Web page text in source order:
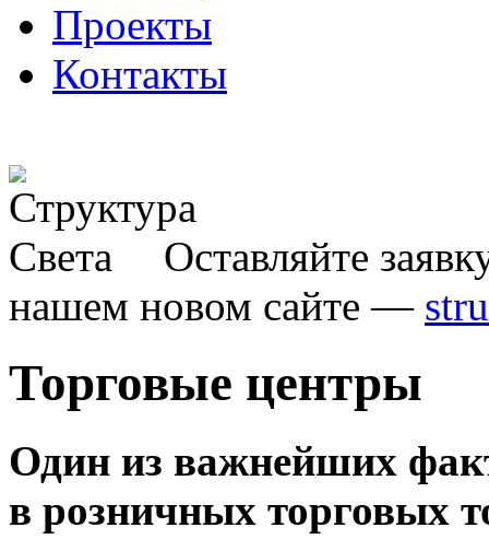
Проекты
Контакты
Оставляйте
нашем новом сайте —
Торговые центры
Один из важнейших
в розничных торговых